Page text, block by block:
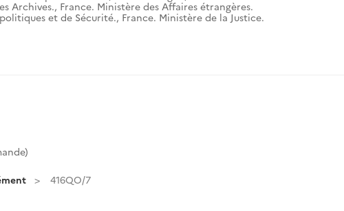
Archives., France. Ministère des Affaires étrangères.
et de Sécurité., France. Ministère de la Justice.
416QO/7